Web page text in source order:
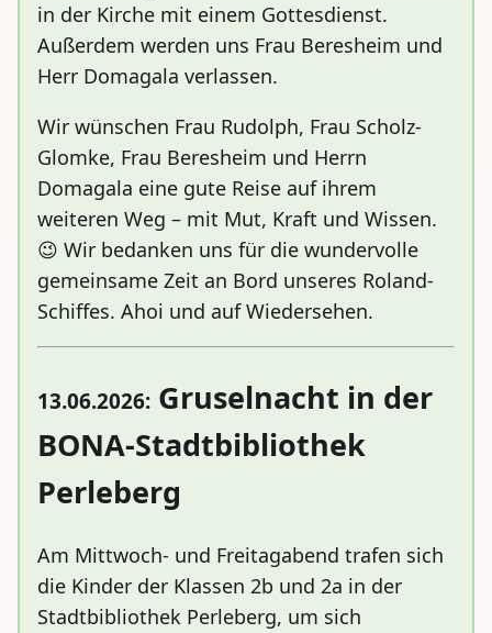
in der Kirche mit einem Gottesdienst.
Außerdem werden uns Frau Beresheim und
Herr Domagala verlassen.
Wir wünschen Frau Rudolph, Frau Scholz-
Glomke, Frau Beresheim und Herrn
Domagala eine gute Reise auf ihrem
weiteren Weg – mit Mut, Kraft und Wissen.
😉 Wir bedanken uns für die wundervolle
gemeinsame Zeit an Bord unseres Roland-
Schiffes. Ahoi und auf Wiedersehen.
13.06.2026: Gruselnacht in der
BONA-Stadtbibliothek
Perleberg
Am Mittwoch- und Freitagabend trafen sich
die Kinder der Klassen 2b und 2a in der
Stadtbibliothek Perleberg, um sich